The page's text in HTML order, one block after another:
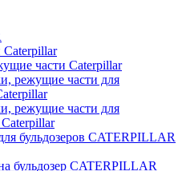
Caterpillar
части Caterpillar
режущие части для
режущие части для
Caterpillar
бульдозеров CATERPILLAR
бульдозер CATERPILLAR